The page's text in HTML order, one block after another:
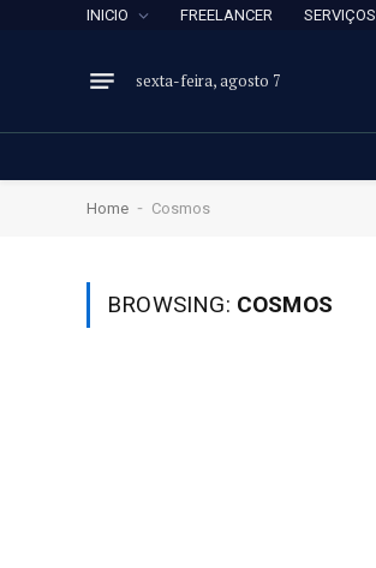
INICIO FREELANCER SERVIÇOS
sexta-feira, agosto 7
Home - Cosmos
BROWSING: COSMOS